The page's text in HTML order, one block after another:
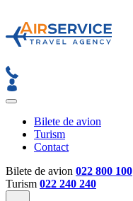
Bilete de avion
Turism
Contact
Bilete de avion 022 800 100
Turism 022 240 240